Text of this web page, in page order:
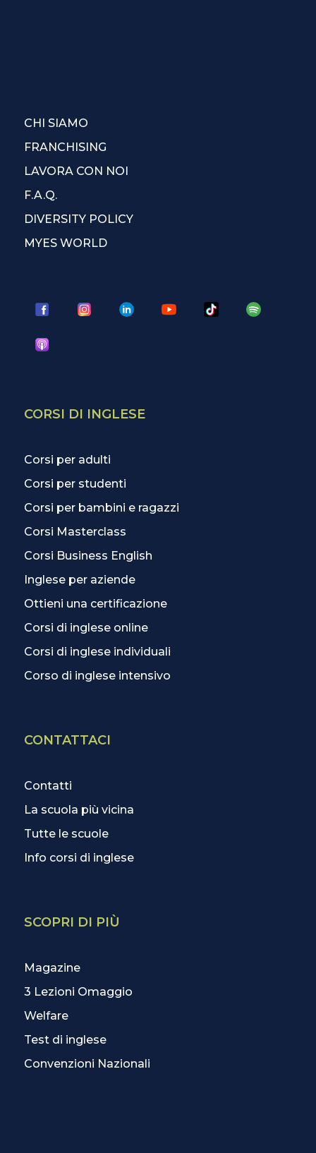
CHI SIAMO
FRANCHISING
LAVORA CON NOI
F.A.Q.
DIVERSITY POLICY
MYES WORLD
CORSI DI INGLESE
Corsi per adulti
Corsi per studenti
Corsi per bambini e ragazzi
Corsi Masterclass
Corsi Business English
Inglese per aziende
Ottieni una certificazione
Corsi di inglese online
Corsi di inglese individuali
Corso di inglese intensivo
CONTATTACI
Contatti
La scuola più vicina
Tutte le scuole
Info corsi di inglese
SCOPRI DI PIÙ
Magazine
3 Lezioni Omaggio
Welfare
Test di inglese
Convenzioni Nazionali